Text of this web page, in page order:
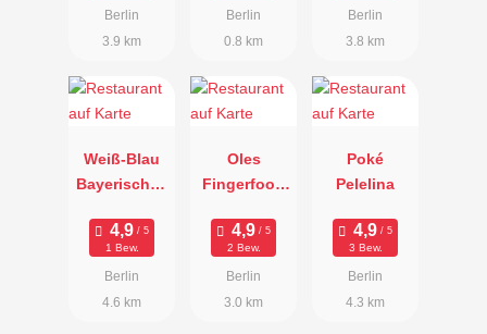
Berlin
3.9 km
Berlin
0.8 km
Berlin
3.8 km
Weiß-Blau
Bayerisches
paradies
1 Bew.
Berlin
4.6 km
Oles
Fingerfood
2 Bew.
Berlin
3.0 km
Poké
Pelelina
3 Bew.
Berlin
4.3 km